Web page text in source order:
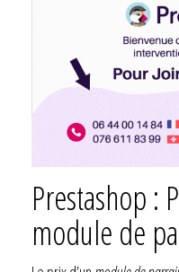
Prestashop :
module de